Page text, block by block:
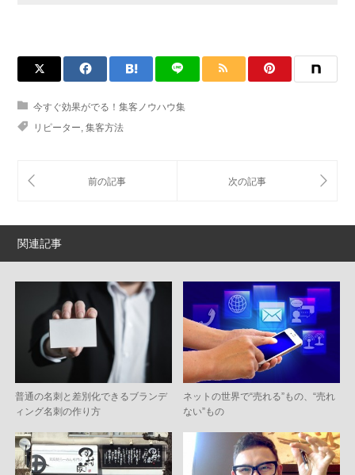
今すぐ効果がでる！集客ノウハウ集
リピーター, 集客方法
関連記事
普通の名刺と差別化できるブランデ
ィング名刺の作り方
ネットの世界で“売れる”もの、“売れ
ない”もの